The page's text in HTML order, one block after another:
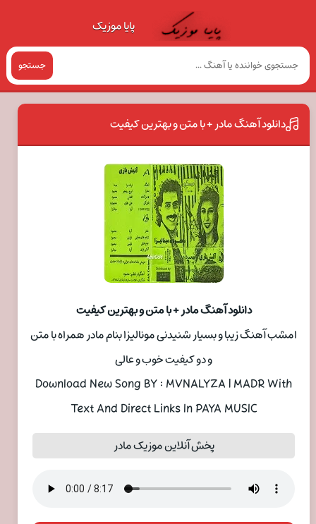
پایا موزیک
جستجو
دانلود آهنگ مادر + با متن و بهترین کیفیت
دانلود آهنگ مادر + با متن و بهترین کیفیت
امشب آهنگ زیبا و بسیار شنیدنی مونالیزا بنام مادر همراه با متن
و دو کیفیت خوب و عالی
Download New Song BY : MVNALYZA | MADR With
Text And Direct Links In PAYA MUSIC
پخش آنلاین موزیک مادر